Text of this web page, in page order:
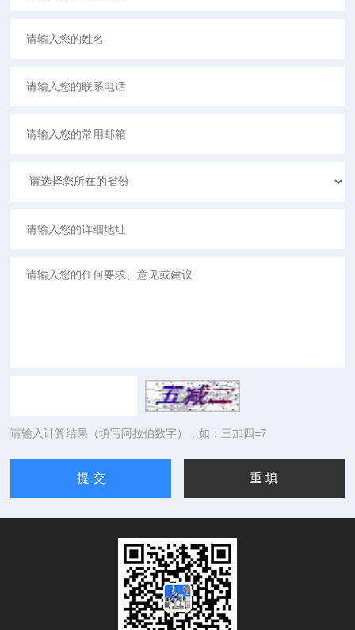
请输入计算结果（填写阿拉伯数字），如：三加四=7